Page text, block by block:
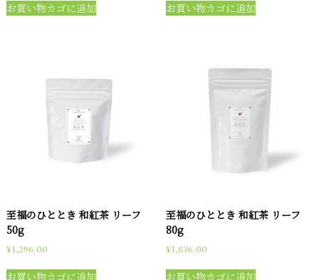
お買い物カゴに追加 お買い物カゴに追加
至福のひととき 和紅茶 リーフ
50g
¥1,296.00
お買い物カゴに追加
至福のひととき 和紅茶 リーフ
80g
¥1,836.00
お買い物カゴに追加